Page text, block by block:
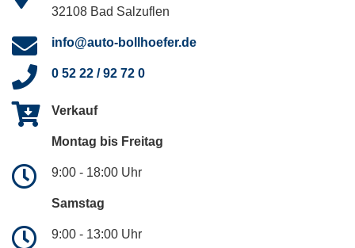
32108 Bad Salzuflen
info@auto-bollhoefer.de
0 52 22 / 92 72 0
Verkauf
Montag bis Freitag
9:00 - 18:00 Uhr
Samstag
9:00 - 13:00 Uhr